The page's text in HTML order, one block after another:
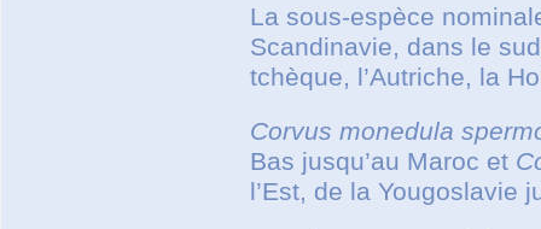
La sous-espèce
Scandinavie, dans le
tchèque, l’Autriche, la
Corvus monedula
Bas jusqu’au Maroc et
l’Est, de la Yougoslavie